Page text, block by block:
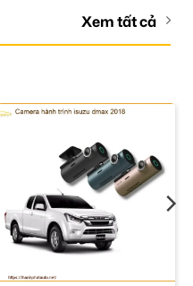
Xem tất cả